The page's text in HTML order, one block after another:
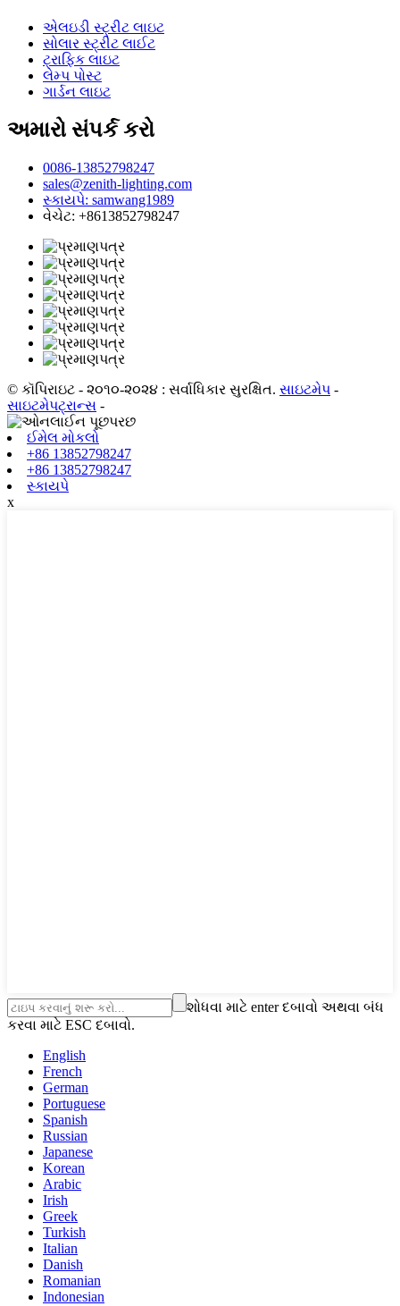
એલઇડી સ્ટ્રીટ લાઇટ
સોલાર સ્ટ્રીટ લાઈટ
ટ્રાફિક લાઇટ
લેમ્પ પોસ્ટ
ગાર્ડન લાઇટ
અમારો સંપર્ક કરો
0086-13852798247
sales@zenith-lighting.com
સ્કાયપે: samwang1989
વેચેટ: +8613852798247
© કૉપિરાઇટ - ૨૦૧૦-૨૦૨૪ : સર્વાધિકાર સુરક્ષિત. સાઇટમેપ -
સાઇટમેપટ્રાન્સ -
ઈમેલ મોકલો
+86 13852798247
+86 13852798247
સ્કાયપે
x
શોધવા માટે enter દબાવો અથવા બંધ
કરવા માટે ESC દબાવો.
English
French
German
Portuguese
Spanish
Russian
Japanese
Korean
Arabic
Irish
Greek
Turkish
Italian
Danish
Romanian
Indonesian